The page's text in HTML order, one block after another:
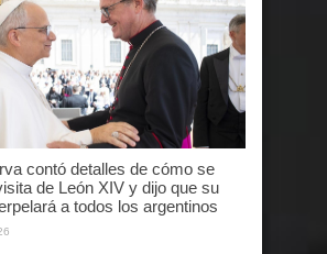
contó detalles de cómo se
de León XIV y dijo que su
a todos los argentinos